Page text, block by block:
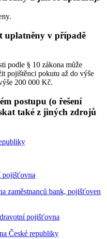
uplatněny v případě
podle § 10 zákona může
pojištěnci pokutu až do výše
200 000 Kč.
postupu (o řešení
také z jiných zdrojů
pojišťovna
zaměstnanců bank, pojišťoven
pojišťovna
České republiky